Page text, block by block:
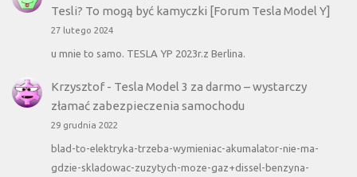
Tesli? To mogą być kamyczki [Forum Tesla Model Y]
27 lutego 2024
u mnie to samo. TESLA YP 2023r.z Berlina.
Krzysztof- Tesla Model 3 za darmo – wystarczy
złamać zabezpieczenia samochodu
29 grudnia 2022
blad-to-elektryka-trzeba-wymieniac-akumalator-nie-ma-
gdzie-skladowac-zuzytych-moze-gaz+dissel-benzyna-